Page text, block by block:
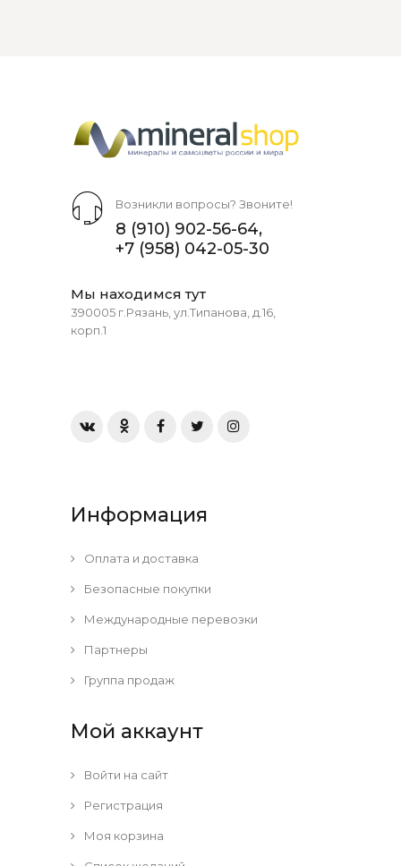
Возникли вопросы? Звоните!
8 (910) 902-56-64,
+7 (958) 042-05-30
Мы находимся тут
390005 г.Рязань, ул.Типанова, д.16,
корп.1
Информация
Оплата и доставка
Безопасные покупки
Международные перевозки
Партнеры
Группа продаж
Мой аккаунт
Войти на сайт
Регистрация
Моя корзина